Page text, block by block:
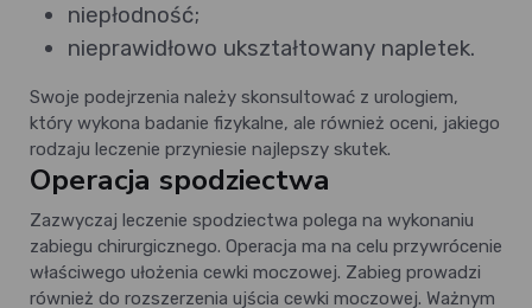
niepłodność;
nieprawidłowo ukształtowany napletek.
Swoje podejrzenia należy skonsultować z urologiem,
który wykona badanie fizykalne, ale również oceni, jakiego
rodzaju leczenie przyniesie najlepszy skutek.
Operacja spodziectwa
Zazwyczaj leczenie spodziectwa polega na wykonaniu
zabiegu chirurgicznego. Operacja ma na celu przywrócenie
właściwego ułożenia cewki moczowej. Zabieg prowadzi
również do rozszerzenia ujścia cewki moczowej. Ważnym